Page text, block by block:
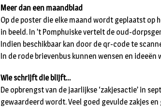
Meer dan een maandblad
Op de poster die elke maand wordt geplaatst
in beeld. In ’t Pomphuiske vertelt de oud-
Indien beschikbaar kan door de qr-code te
In de rode brievenbus kunnen wensen en
Wie schrijft die blijft…
De opbrengst van de jaarlijkse ‘zakjesactie’ in
gewaardeerd wordt. Veel goed gevulde zakjes